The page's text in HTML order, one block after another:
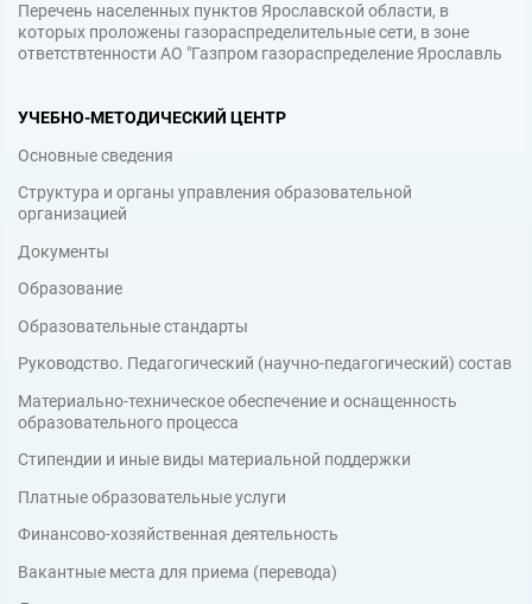
Перечень населенных пунктов Ярославской области, в
которых проложены газораспределительные сети, в зоне
ответствтенности АО "Газпром газораспределение Ярославль
УЧЕБНО-МЕТОДИЧЕСКИЙ ЦЕНТР
Основные сведения
Структура и органы управления образовательной
организацией
Документы
Образование
Образовательные стандарты
Руководство. Педагогический (научно-педагогический) состав
Материально-техническое обеспечение и оснащенность
образовательного процесса
Стипендии и иные виды материальной поддержки
Платные образовательные услуги
Финансово-хозяйственная деятельность
Вакантные места для приема (перевода)